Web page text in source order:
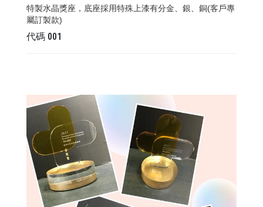
特製水晶獎座，底座採用特殊上漆有分金、銀、銅(客戶專
屬訂製款)
代碼 001